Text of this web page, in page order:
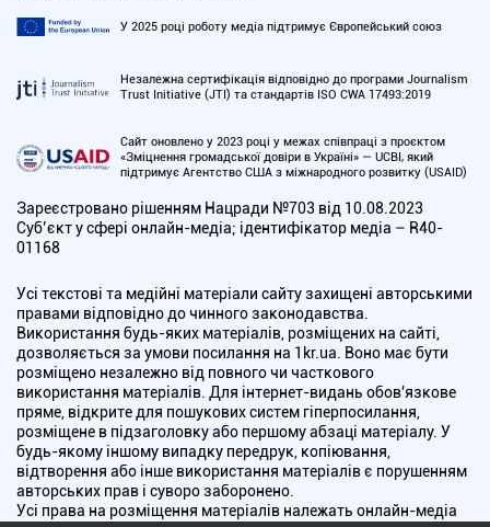
У 2025 році роботу медіа підтримує Європейський союз
Незалежна сертифікація відповідно до програми Journalism
Trust Initiative (JTI) та стандартів ISO CWA 17493:2019
Сайт оновлено у 2023 році у межах співпраці з проєктом
«Зміцнення громадської довіри в Україні» — UCBI, який
підтримує Агентство США з міжнародного розвитку (USAID)
Зареєстровано рішенням Нацради №703 від 10.08.2023
Cуб’єкт у сфері онлайн-медіа; ідентифікатор медіа – R40-
01168
Усі текстові та медійні матеріали сайту захищені авторськими
правами відповідно до чинного законодавства.
Використання будь-яких матеріалів, розміщених на сайті,
дозволяється за умови посилання на 1kr.ua. Воно має бути
розміщено незалежно від повного чи часткового
використання матеріалів. Для інтернет-видань обов'язкове
пряме, відкрите для пошукових систем гіперпосилання,
розміщене в підзаголовку або першому абзаці матеріалу. У
будь-якому іншому випадку передрук, копіювання,
відтворення або інше використання матеріалів є порушенням
авторських прав і суворо заборонено.
Усі права на розміщення матеріалів належать онлайн-медіа